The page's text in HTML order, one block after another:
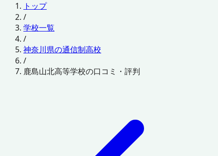
トップ
/
学校一覧
/
神奈川県の通信制高校
/
鹿島山北高等学校の口コミ・評判